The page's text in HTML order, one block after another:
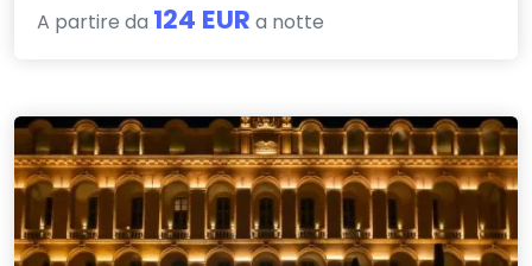
A partire da 124 EUR a notte